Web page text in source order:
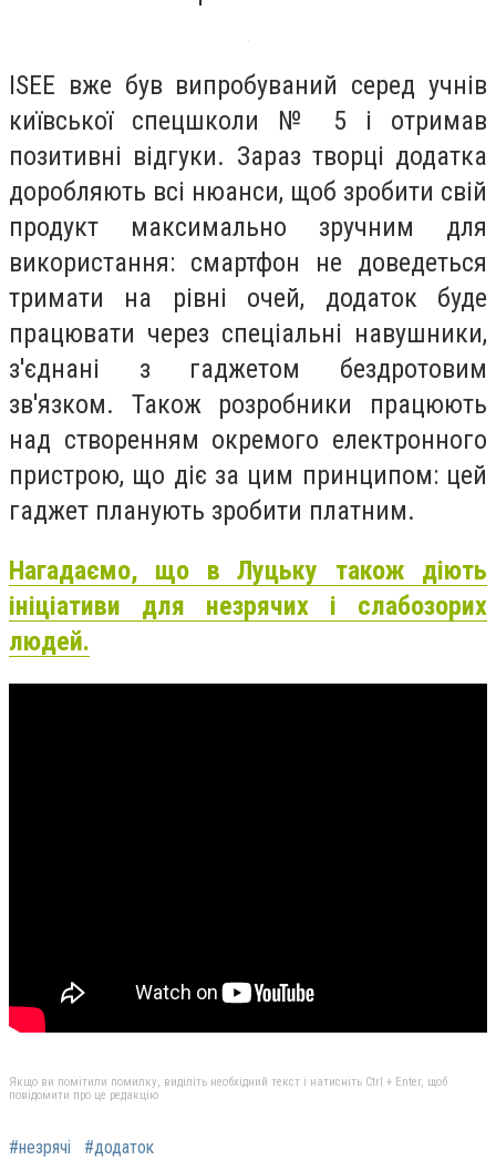
ISEE вже був випробуваний серед учнів
київської спецшколи № 5 і отримав
позитивні відгуки. Зараз творці додатка
доробляють всі нюанси, щоб зробити свій
продукт максимально зручним для
використання: смартфон не доведеться
тримати на рівні очей, додаток буде
працювати через спеціальні навушники,
з'єднані з гаджетом бездротовим
зв'язком. Також розробники працюють
над створенням окремого електронного
пристрою, що діє за цим принципом: цей
гаджет планують зробити платним.
Нагадаємо, що в Луцьку також діють
ініціативи для незрячих і слабозорих
людей.
Якщо ви помітили помилку, виділіть необхідний текст і натисніть Ctrl + Enter, щоб
повідомити про це редакцію
#незрячі #додаток